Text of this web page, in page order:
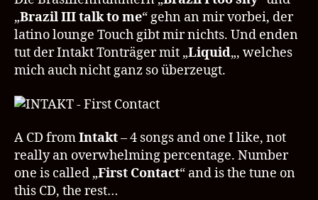
„Brazil III talk to me“ gehn an mir vorbei, der
latino lounge Touch gibt mir nichts. Und enden
tut der Intakt Tonträger mit „Liquid„, welches
mich auch nicht ganz so überzeugt.
A CD fromIntakt– 4 songs and one I like, not
really an overwhelming percentage. Number
one is called „First Contact“ and is the tune on
this CD, the rest…